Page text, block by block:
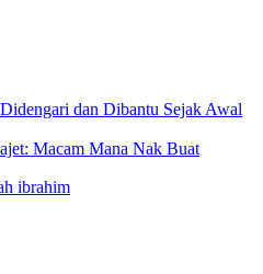
dan Dibantu Sejak Awal
Macam Mana Nak Buat